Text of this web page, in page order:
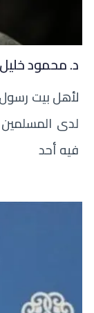
د. محمود
لأهل بيت
لدى
فيه أحد